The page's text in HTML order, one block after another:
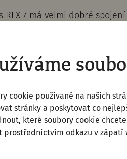
cookie používané na našich
stránky a poskytovat co
které soubory cookie
prostřednictvím odkazu v zápatí
REX 7 má velmi dobré
a o víkendech ze stanice
denní doby) ve směru
to do římské městské čtvrti
z nádraží Petronell-
doby).
Carnuntinum, vystupte ve